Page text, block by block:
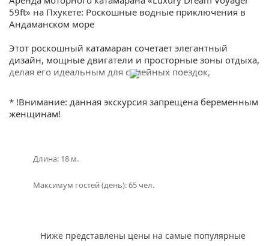
59ft» на Пхукете: Роскошные водные приключения в
Андаманском море
Этот роскошный катамаран сочетает элегантный
дизайн, мощные двигатели и просторные зоны отдыха,
делая его идеальным для семейных поездок,
Аренда катамарана «Luxury Dream Voyager 59ft» на
Пхукете доступна с опытным капитаном, позволяя вам
наслаждаться свободой морей без забот о навигации.
воплощение роскоши и комфорта в мире моторных
катамаран предлагает непревзойденный уровень
сервиса, подходящий для любителей скорости,
просторную палубу и современное оборудование.
* !Внимание: данная экскурсия запрещена беременным
женщинам!
Длина: 18 м.
Максимум гостей (день): 65 чел.
Ниже представлены цены на самые популярные